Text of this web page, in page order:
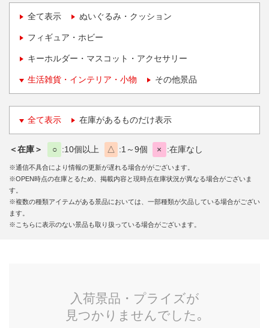
全て表示 ぬいぐるみ・クッション
フィギュア・ホビー
キーホルダー・マスコット・アクセサリー
生活雑貨・インテリア・小物 その他景品
全て表示 在庫があるものだけ表示
＜在庫＞ ○ 10個以上 △ 1～9個 × 在庫なし
※通信不具合により情報の更新が遅れる場合ががございます。
※OPEN時点の在庫とるため、掲載内容と現時点在庫状況が異なる場合がございま
す。
※複数の種類アイテムがある景品においては、一部種類が欠品している場合がござい
ます。
※こちらに表示のない景品も取り扱っている場合がございます。